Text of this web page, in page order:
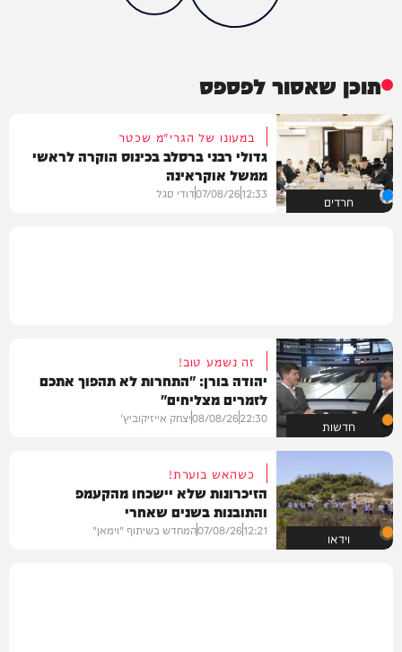
תוכן שאסור לפספס
חרדים
במעונו של הגרי"מ שכטר
גדולי רבני ברסלב בכינוס הוקרה לראשי
ממשל אוקראינה
12:33
07/08/26דודי סגל
חדשות
זה נשמע טוב!
יהודה בורן: "התחרות לא תהפוך אתכם
לזמרים מצליחים"
22:30
08/08/26יצחק אייזיקוביץ'
וידאו
כשהאש בוערת!
הזיכרונות שלא יישכחו מהקעמפ
והתובנות בשנים שאחרי
12:21
07/08/26המחדש בשיתוף "וימאן"